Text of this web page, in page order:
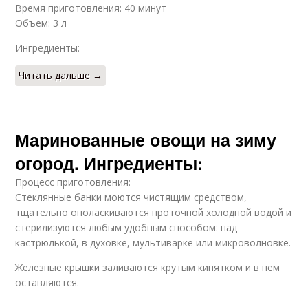
Время приготовления: 40 минут
Объем: 3 л
Ингредиенты:
Читать дальше →
Маринованные овощи на зиму
огород. Ингредиенты:
Процесс приготовления:
Стеклянные банки моются чистящим средством,
тщательно ополаскиваются проточной холодной водой и
стерилизуются любым удобным способом: над
кастрюлькой, в духовке, мультиварке или микроволновке.
Железные крышки заливаются крутым кипятком и в нем
оставляются.